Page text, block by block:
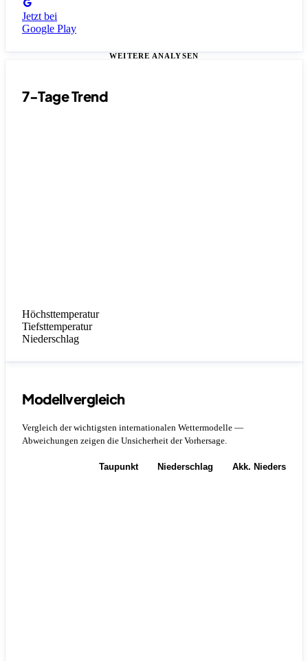
Jetzt bei
Google Play
WEITERE ANALYSEN
7-Tage Trend
Höchsttemperatur
Tiefsttemperatur
Niederschlag
Modellvergleich
Vergleich der wichtigsten internationalen Wettermodelle —
Abweichungen zeigen die Unsicherheit der Vorhersage.
Taupunkt Niederschlag Akk.